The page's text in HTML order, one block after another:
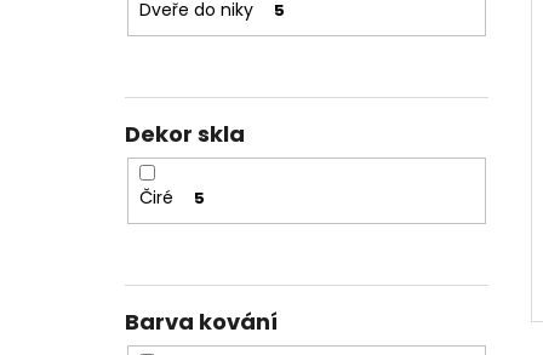
Dveře do niky 5
Dekor skla
Čiré 5
Barva kování